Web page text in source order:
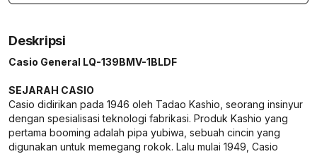
Deskripsi
Casio General LQ-139BMV-1BLDF
SEJARAH CASIO
Casio didirikan pada 1946 oleh Tadao Kashio, seorang insinyur
dengan spesialisasi teknologi fabrikasi. Produk Kashio yang
pertama booming adalah pipa yubiwa, sebuah cincin yang
digunakan untuk memegang rokok. Lalu mulai 1949, Casio